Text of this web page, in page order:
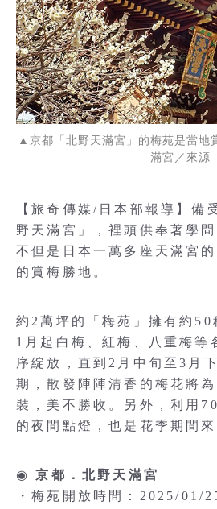
▲京都「北野天滿宮」的梅苑是當
滿宮／來源
【旅奇傳媒/日本部報導】備
野天滿宮」，裡頭供奉著學
不但是日本一萬多座天滿宮
的賞梅勝地。
約2萬坪的「梅苑」擁有約50
1月起白梅、紅梅、八重梅等
序綻放，直到2月中旬至3月
期，散發陣陣清香的梅花將
裝，美不勝收。另外，利用
的夜間點燈，也是花季期間
◉京都．北野天滿宮
・梅苑開放時間：2025/01/